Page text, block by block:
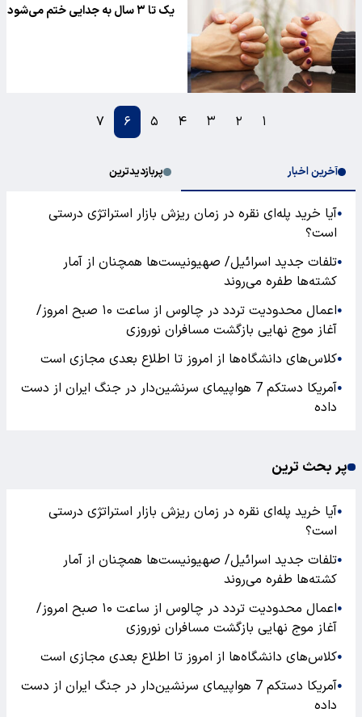
یک تا ۳ سال به جدایی ختم می‌شود
۱ ۲ ۳ ۴ ۵ ۶ ۷
آخرین اخبار پربازدیدترین
●آیا خرید پله‌ای نقره در زمان ریزش بازار استراتژی درستی
است؟
●تلفات جدید اسرائیل/ صهیونیست‌ها همچنان از آمار
کشته‌ها طفره می‌روند
●
اعمال محدودیت تردد در چالوس از ساعت ۱۰ صبح امروز/
آغاز موج نهایی بازگشت مسافران نوروزی
●کلاس‌های دانشگاه‌ها از امروز تا اطلاع بعدی مجازی است
●
آمریکا دستکم 7 هواپیمای سرنشین‌دار در جنگ ایران از دست
داده
پر بحث ترین
●آیا خرید پله‌ای نقره در زمان ریزش بازار استراتژی درستی
است؟
●تلفات جدید اسرائیل/ صهیونیست‌ها همچنان از آمار
کشته‌ها طفره می‌روند
●
اعمال محدودیت تردد در چالوس از ساعت ۱۰ صبح امروز/
آغاز موج نهایی بازگشت مسافران نوروزی
●کلاس‌های دانشگاه‌ها از امروز تا اطلاع بعدی مجازی است
●
آمریکا دستکم 7 هواپیمای سرنشین‌دار در جنگ ایران از دست
داده